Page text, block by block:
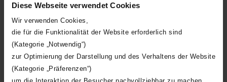
Diese Webseite verwendet Cookies
Wir verwenden Cookies,
die für die Funktionalität der Website erforderlich sind
(Kategorie „Notwendig“)
zur Optimierung der Darstellung und des Verhaltens der Website
(Kategorie „Präferenzen“)
Pression de service maximum
Longueur technique
Hauteur technique